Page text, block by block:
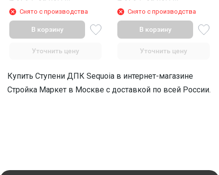
Снято с производства
В корзину
Уточнить цену
Снято с производства
В корзину
Уточнить цену
Купить Ступени ДПК Sequoia в интернет-магазине
Стройка Маркет в Москве с доставкой по всей России.